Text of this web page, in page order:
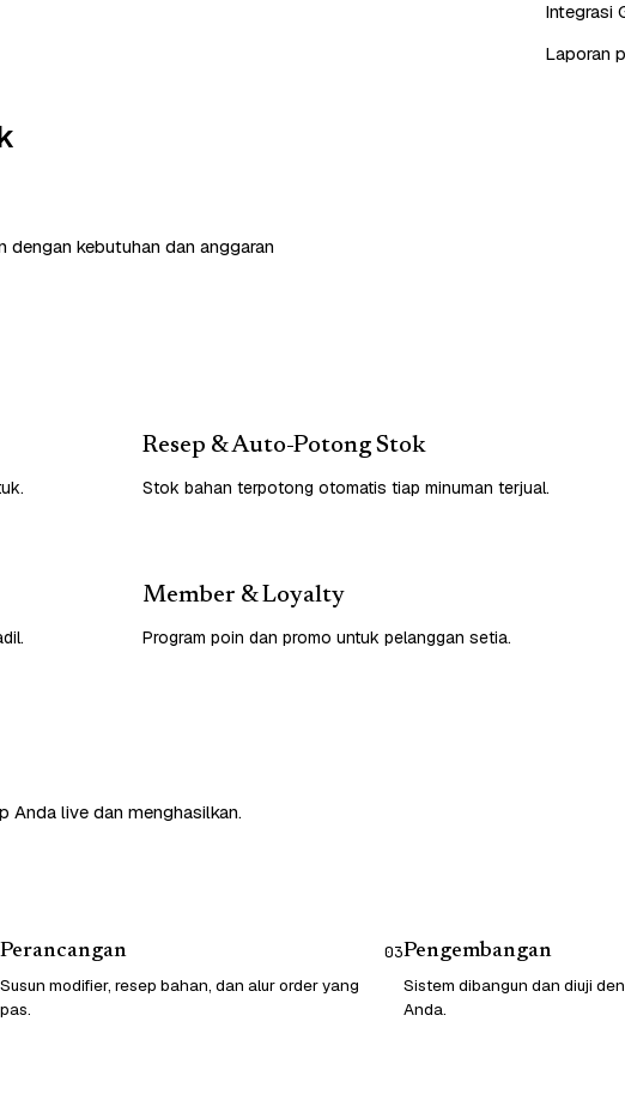
Integrasi
Laporan
dengan kebutuhan dan anggaran
Resep & Auto-Potong Stok
Stok bahan terpotong otomatis tiap minuman terjual.
Member & Loyalty
Program poin dan promo untuk pelanggan setia.
Anda live dan menghasilkan.
Perancangan
Susun modifier, resep bahan, dan alur order yang
pas.
03Pengembangan
Sistem dibangun dan diuji
Anda.